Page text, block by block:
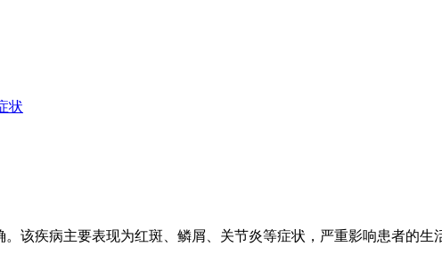
状
该疾病主要表现为红斑、鳞屑、关节炎等症状，严重影响患者的